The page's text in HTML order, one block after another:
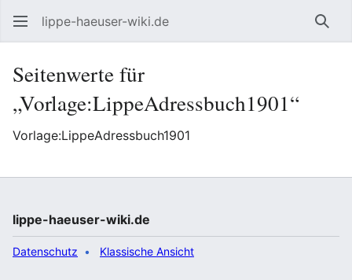
lippe-haeuser-wiki.de
Seitenwerte für
„Vorlage:LippeAdressbuch1901“
Vorlage:LippeAdressbuch1901
lippe-haeuser-wiki.de
Datenschutz Klassische Ansicht